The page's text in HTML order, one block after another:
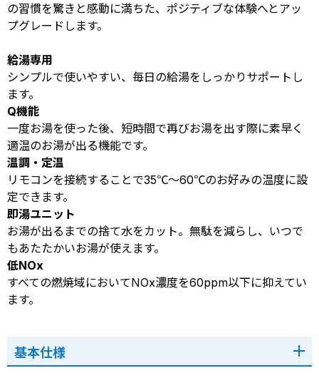
の習慣を驚きと感動に満ちた、ポジティブな体験へとアッ
プグレードします。
給湯専用
シンプルで使いやすい、毎日の給湯をしっかりサポートし
ます。
Q機能
一度お湯を使った後、短時間で再びお湯を出す際に素早く
適温のお湯が出る機能です。
温調・定温
リモコンを接続することで35℃〜60℃のお好みの温度に設
定できます。
即湯ユニット
お湯が出るまでの捨て水をカット。無駄を減らし、いつで
もあたたかいお湯が使えます。
低NOx
すべての燃焼域においてNOx濃度を60ppm以下に抑えてい
ます。
基本仕様